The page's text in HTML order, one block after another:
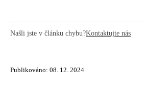
Našli jste v článku chybu?Kontaktujte nás
Publikováno: 08. 12. 2024